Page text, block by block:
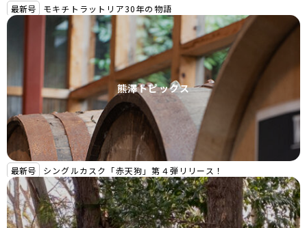
最新号 モキチトラットリア30年の物語
熊澤トピックス
最新号 シングルカスク「赤天狗」第４弾リリース！